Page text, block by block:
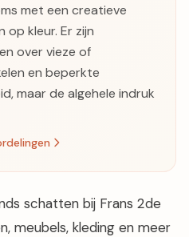
met een creatieve
op kleur. Er zijn
over vieze of
en beperkte
maar de algehele indruk
schatten bij Frans 2de
meubels, kleding en meer